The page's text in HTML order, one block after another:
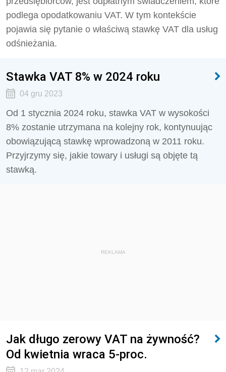
podlega opodatkowaniu VAT. W tym kontekście
pojawia się pytanie o właściwą stawkę VAT dla usług
odśnieżania.
Stawka VAT 8% w 2024 roku
04 gru 2023
Od 1 stycznia 2024 roku, stawka VAT w wysokości
8% zostanie utrzymana na kolejny rok, kontynuując
obowiązującą stawkę wprowadzoną w 2011 roku.
Przyjrzymy się, jakie towary i usługi są objęte tą
stawką.
REKLAMA
Jak długo zerowy VAT na żywność?
Od kwietnia wraca 5-proc.